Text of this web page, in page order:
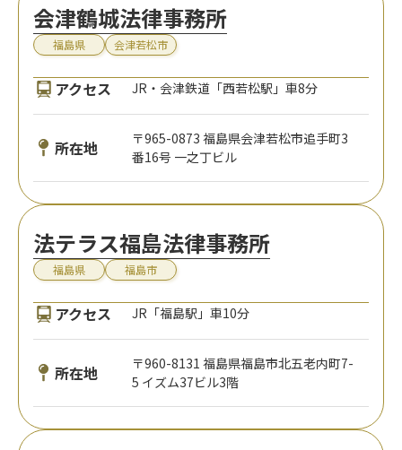
会津鶴城法律事務所
福島県 会津若松市
アクセス JR・会津鉄道「西若松駅」車8分
所在地
〒965-0873 福島県会津若松市追手町3
番16号 一之丁ビル
法テラス福島法律事務所
福島県 福島市
アクセス JR「福島駅」車10分
所在地
〒960-8131 福島県福島市北五老内町7-
5 イズム37ビル3階